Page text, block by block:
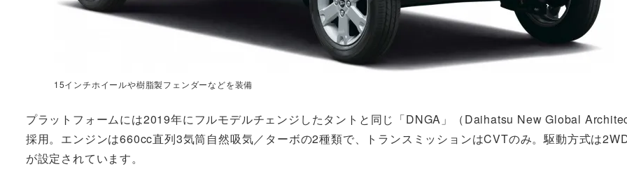
15インチホイールや樹脂製フェンダーなどを装備
プラットフォームには2019年にフルモデルチェンジしたタントと同じ「DNGA」（Daihatsu New Global
採用。エンジンは660cc直列3気筒自然吸気／ターボの2種類で、トランスミッションはCVTのみ。駆動方式は
が設定されています。